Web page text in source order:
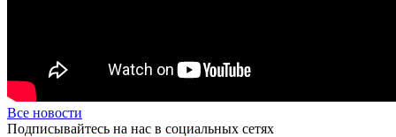
Все новости
Подписывайтесь на нас в социальных сетях